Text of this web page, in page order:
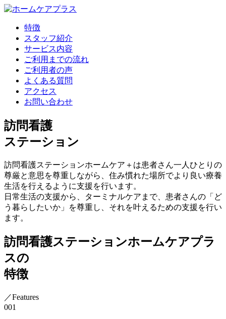
特徴
スタッフ紹介
サービス内容
ご利用までの流れ
ご利用者の声
よくある質問
アクセス
お問い合わせ
訪問看護
ステーション
訪問看護ステーションホームケア＋は患者さん一人ひとりの
尊厳と意思を尊重しながら、住み慣れた場所でより良い療養
生活を行えるように支援を行います。
日常生活の支援から、ターミナルケアまで、患者さんの「ど
う暮らしたいか」を尊重し、それを叶えるための支援を行い
ます。
訪問看護ステーションホームケアプラ
スの
特徴
／Features
001